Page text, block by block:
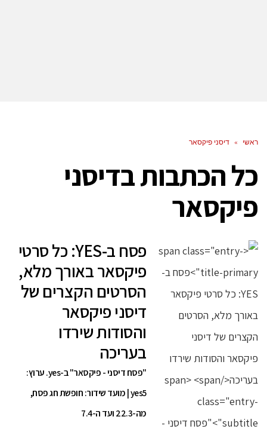
ראשי » דיסני פיקסאר
כל הכתבות בדיסני
פיקסאר
פסח ב-YES: כל סרטי
פיקסאר באורך מלא,
הסרטים הקצרים של
דיסני פיקסאר
והסודות שירדו
בעריכה
"פסח דיסני - פיקסאר" ב-yes. ערוץ:
yes5 | מועד שידור: חופשת חג פסח,
מה-22.3 ועד ה-7.4